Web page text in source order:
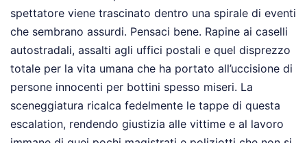
spettatore viene trascinato dentro una spirale di eventi
che sembrano assurdi. Pensaci bene. Rapine ai caselli
autostradali, assalti agli uffici postali e quel disprezzo
totale per la vita umana che ha portato all’uccisione di
persone innocenti per bottini spesso miseri. La
sceneggiatura ricalca fedelmente le tappe di questa
escalation, rendendo giustizia alle vittime e al lavoro